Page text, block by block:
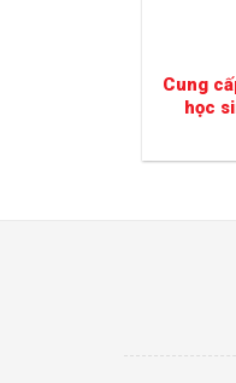
Cung
học